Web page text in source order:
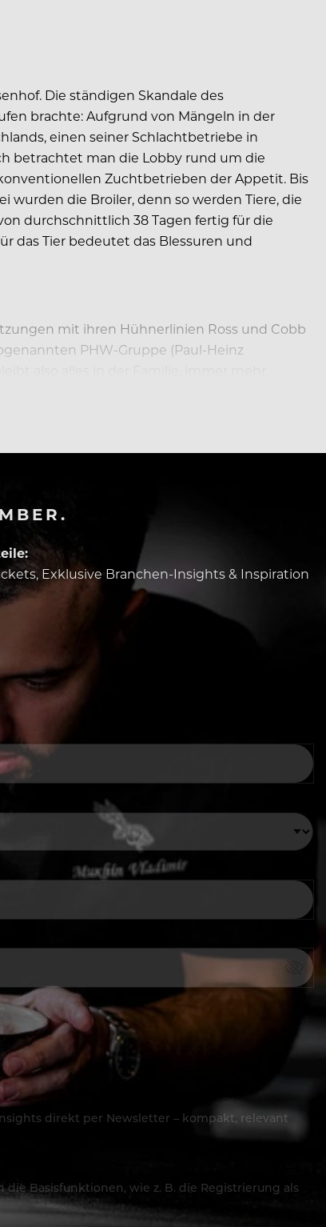
Die ständigen Skandale des
brachte: Aufgrund von Mängeln in der
einen seiner Schlachtbetriebe in
betrachtet man die Lobby rund um die
Zuchtbetrieben der Appetit. Bis
die Broiler, denn so werden Tiere, die
durchschnittlich 38 Tagen fertig für die
das Tier bedeutet das Blessuren und
mit ihren Hühnerlinien Ross und Cobb
PHW-Gruppe (Paul-Heinz
Exklusive Branchen-Insights & Inspiration
direkt per Newsletter – kompakt, relevant
Basisfunktionen, wie z. B. die Registrierung als